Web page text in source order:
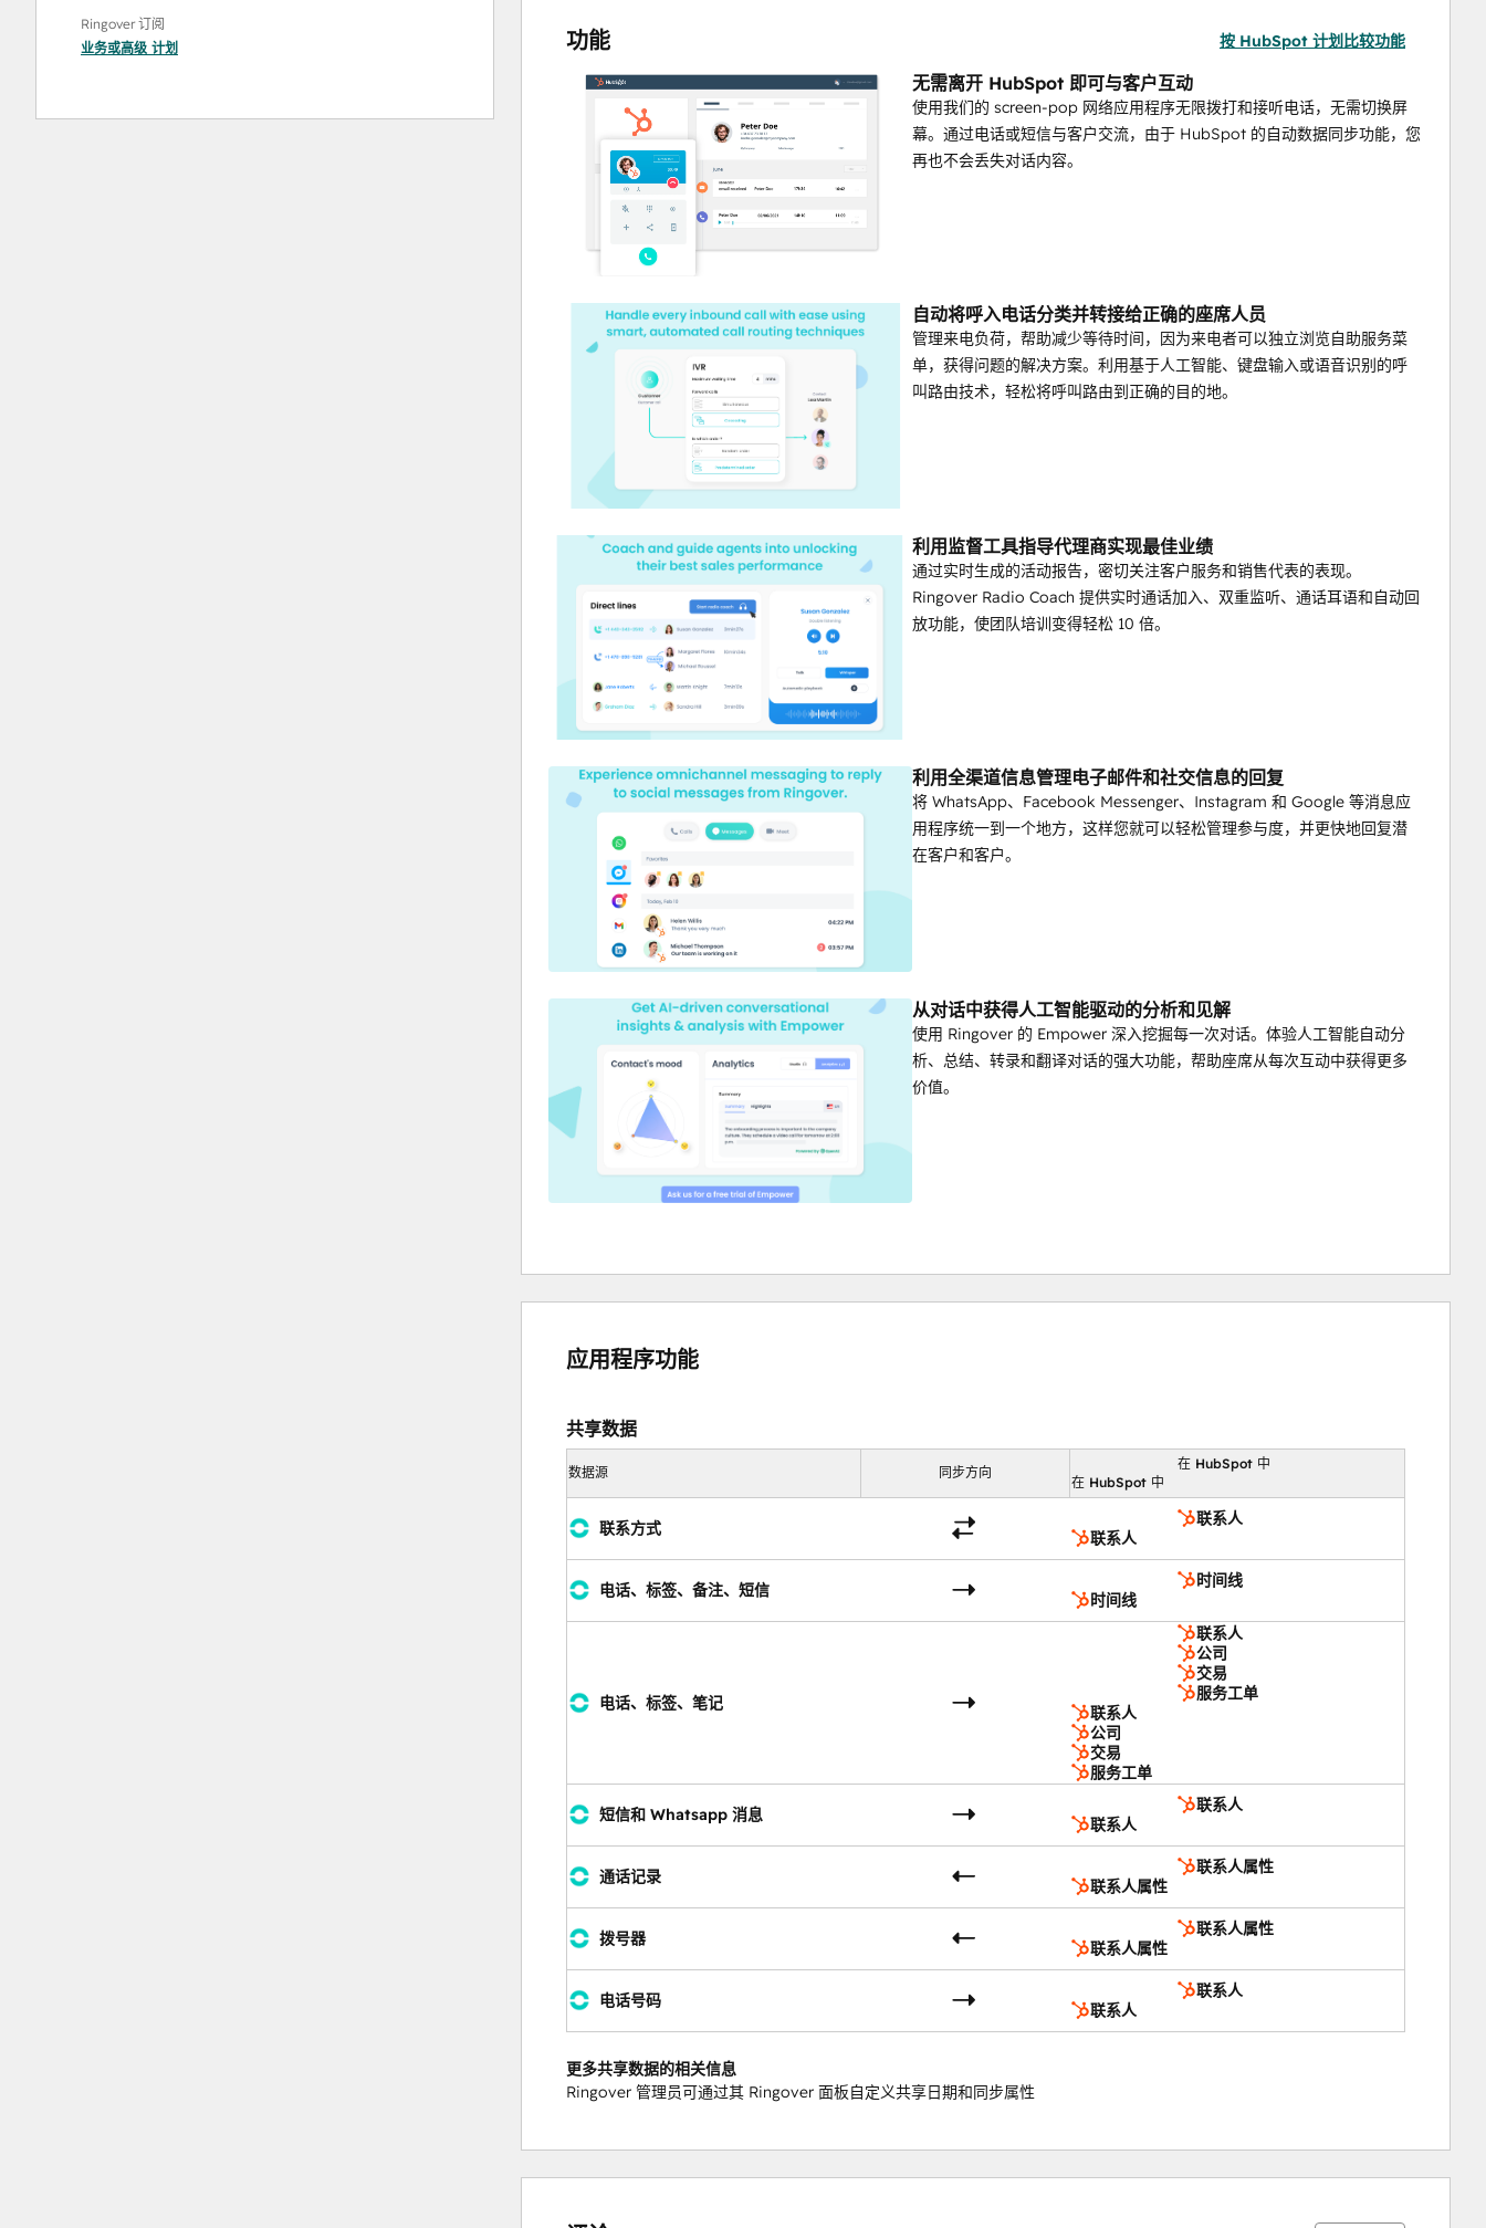
Ringover 订阅
业务或高级 计划 功能 按 HubSpot 计划比较功能
无需离开 HubSpot 即可与客户互动
使用我们的 screen-pop 网络应用程序无限拨打和接听电话，无需切换屏
幕。通过电话或短信与客户交流，由于 HubSpot 的自动数据同步功能，您
再也不会丢失对话内容。
自动将呼入电话分类并转接给正确的座席人员
管理来电负荷，帮助减少等待时间，因为来电者可以独立浏览自助服务菜
单，获得问题的解决方案。利用基于人工智能、键盘输入或语音识别的呼
叫路由技术，轻松将呼叫路由到正确的目的地。
利用监督工具指导代理商实现最佳业绩
通过实时生成的活动报告，密切关注客户服务和销售代表的表现。
Ringover Radio Coach 提供实时通话加入、双重监听、通话耳语和自动回
放功能，使团队培训变得轻松 10 倍。
利用全渠道信息管理电子邮件和社交信息的回复
将 WhatsApp、Facebook Messenger、Instagram 和 Google 等消息应
用程序统一到一个地方，这样您就可以轻松管理参与度，并更快地回复潜
在客户和客户。
从对话中获得人工智能驱动的分析和见解
使用 Ringover 的 Empower 深入挖掘每一次对话。体验人工智能自动分
析、总结、转录和翻译对话的强大功能，帮助座席从每次互动中获得更多
价值。
应用程序功能
共享数据
数据源 同步方向
在 HubSpot 中
在 HubSpot 中
联系方式
联系人
联系人
电话、标签、备注、短信
时间线
时间线
电话、标签、笔记
联系人
公司
交易
服务工单
联系人
公司
交易
服务工单
短信和 Whatsapp 消息
联系人
联系人
通话记录
联系人属性
联系人属性
拨号器
联系人属性
联系人属性
电话号码
联系人
联系人
更多共享数据的相关信息
Ringover 管理员可通过其 Ringover 面板自定义共享日期和同步属性
成
成成
成